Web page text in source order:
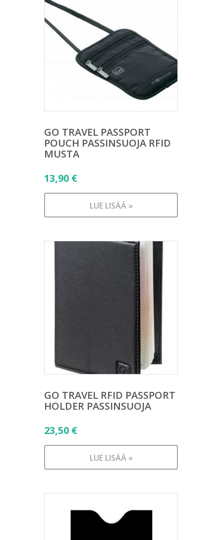
GO TRAVEL PASSPORT
POUCH PASSINSUOJA RFID
MUSTA
13,90 €
LUE LISÄÄ »
GO TRAVEL RFID PASSPORT
HOLDER PASSINSUOJA
23,50 €
LUE LISÄÄ »